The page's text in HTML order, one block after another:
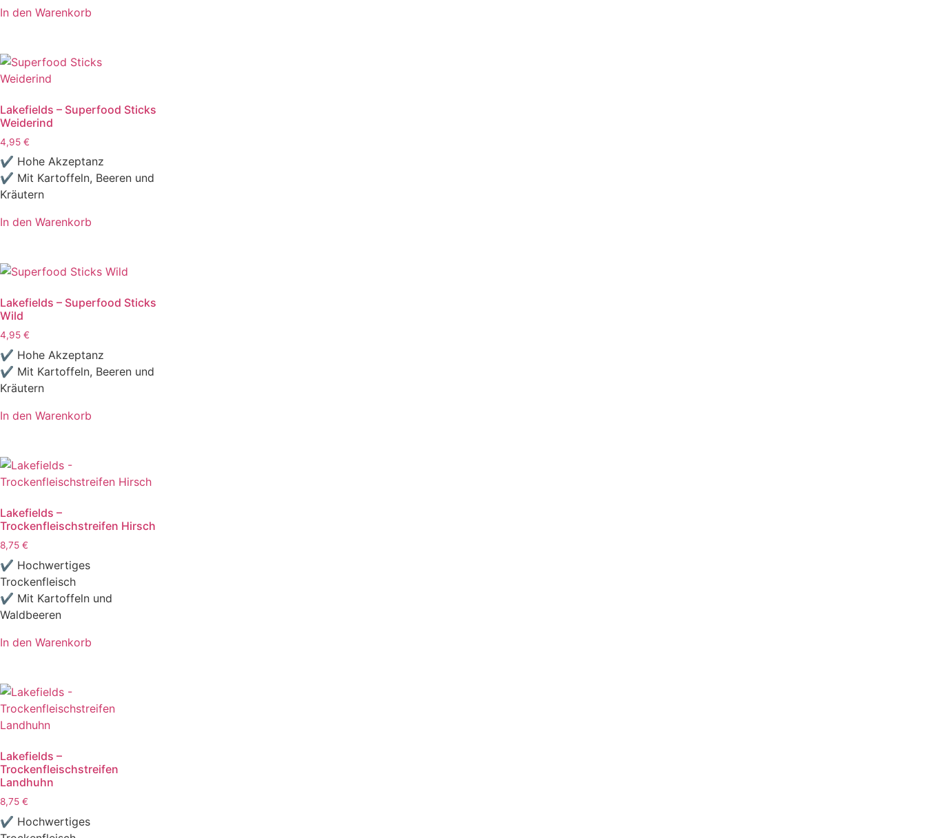
In den Warenkorb
Lakefields – Superfood Sticks
Weiderind
4,95 €
✔ Hohe Akzeptanz
✔ Mit Kartoffeln, Beeren und
Kräutern
In den Warenkorb
Lakefields – Superfood Sticks
Wild
4,95 €
✔ Hohe Akzeptanz
✔ Mit Kartoffeln, Beeren und
Kräutern
In den Warenkorb
Lakefields –
Trockenfleischstreifen Hirsch
8,75 €
✔ Hochwertiges
Trockenfleisch
✔ Mit Kartoffeln und
Waldbeeren
In den Warenkorb
Lakefields –
Trockenfleischstreifen
Landhuhn
8,75 €
✔ Hochwertiges